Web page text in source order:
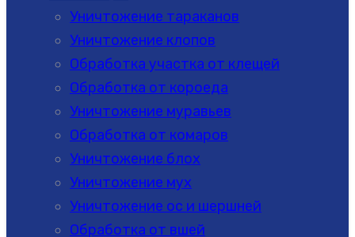
Уничтожение тараканов
Уничтожение клопов
Обработка участка от клещей
Обработка от короеда
Уничтожение муравьев
Обработка от комаров
Уничтожение блох
Уничтожение мух
Уничтожение ос и шершней
Обработка от вшей